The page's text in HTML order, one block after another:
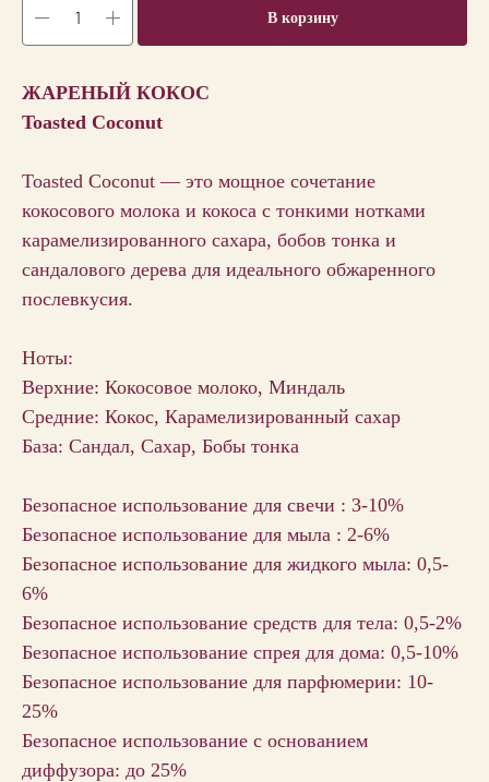
В корзину
ЖАРЕНЫЙ КОКОС
Toasted Coconut
Toasted Coconut — это мощное сочетание
кокосового молока и кокоса с тонкими нотками
карамелизированного сахара, бобов тонка и
сандалового дерева для идеального обжаренного
послевкусия.
Ноты:
Верхние: Кокосовое молоко, Миндаль
Средние: Кокос, Карамелизированный сахар
База: Сандал, Сахар, Бобы тонка
Безопасное использование для свечи : 3-10%
Безопасное использование для мыла : 2-6%
Безопасное использование для жидкого мыла: 0,5-
6%
Безопасное использование средств для тела: 0,5-2%
Безопасное использование спрея для дома: 0,5-10%
Безопасное использование для парфюмерии: 10-
25%
Безопасное использование с основанием
диффузора: до 25%